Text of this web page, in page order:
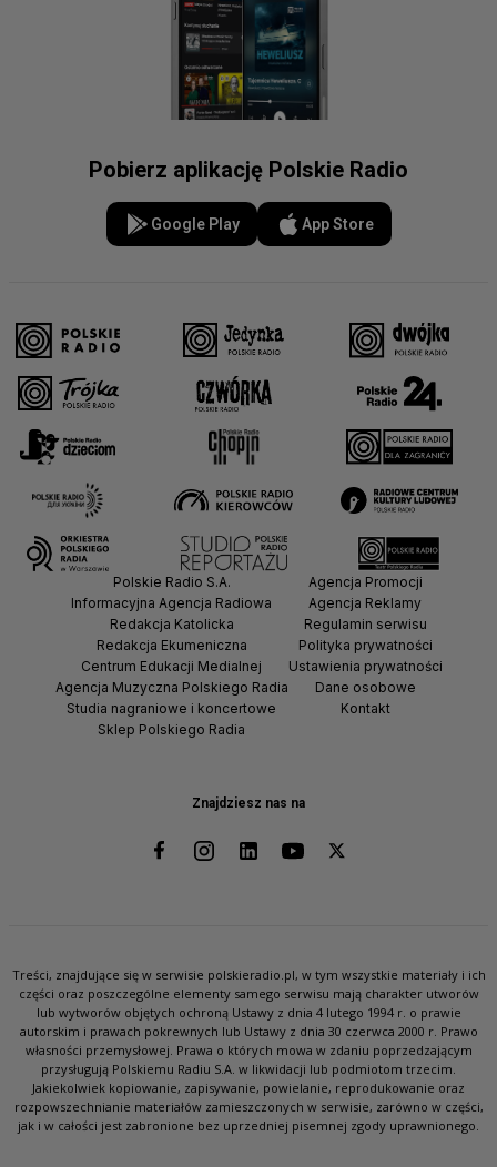
Pobierz aplikację Polskie Radio
Google Play App Store
Znajdziesz nas na
Polskie Radio S.A.
Informacyjna Agencja Radiowa
Redakcja Katolicka
Redakcja Ekumeniczna
Centrum Edukacji Medialnej
Agencja Muzyczna Polskiego Radia
Studia nagraniowe i koncertowe
Sklep Polskiego Radia
Agencja Promocji
Agencja Reklamy
Regulamin serwisu
Polityka prywatności
Ustawienia prywatności
Dane osobowe
Kontakt
Treści, znajdujące się w serwisie polskieradio.pl, w tym wszystkie materiały i ich
części oraz poszczególne elementy samego serwisu mają charakter utworów
lub wytworów objętych ochroną Ustawy z dnia 4 lutego 1994 r. o prawie
autorskim i prawach pokrewnych lub Ustawy z dnia 30 czerwca 2000 r. Prawo
własności przemysłowej. Prawa o których mowa w zdaniu poprzedzającym
przysługują Polskiemu Radiu S.A. w likwidacji lub podmiotom trzecim.
Jakiekolwiek kopiowanie, zapisywanie, powielanie, reprodukowanie oraz
rozpowszechnianie materiałów zamieszczonych w serwisie, zarówno w części,
jak i w całości jest zabronione bez uprzedniej pisemnej zgody uprawnionego.